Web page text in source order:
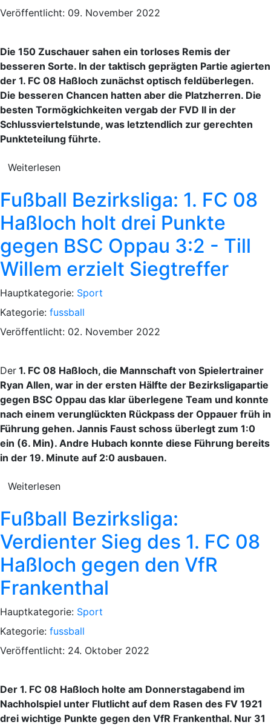
Veröffentlicht: 09. November 2022
Die 150 Zuschauer sahen ein torloses Remis der
besseren Sorte. In der taktisch geprägten Partie agierten
der 1. FC 08 Haßloch zunächst optisch feldüberlegen.
Die besseren Chancen hatten aber die Platzherren. Die
besten Tormögkichkeiten vergab der FVD II in der
Schlussviertelstunde, was letztendlich zur gerechten
Punkteteilung führte.
Weiterlesen
Fußball Bezirksliga: 1. FC 08
Haßloch holt drei Punkte
gegen BSC Oppau 3:2 - Till
Willem erzielt Siegtreffer
Hauptkategorie: Sport
Kategorie: fussball
Veröffentlicht: 02. November 2022
Der 1. FC 08 Haßloch, die Mannschaft von Spielertrainer
Ryan Allen, war in der ersten Hälfte der Bezirksligapartie
gegen BSC Oppau das klar überlegene Team und konnte
nach einem verunglückten Rückpass der Oppauer früh in
Führung gehen. Jannis Faust schoss überlegt zum 1:0
ein (6. Min). Andre Hubach konnte diese Führung bereits
in der 19. Minute auf 2:0 ausbauen.
Weiterlesen
Fußball Bezirksliga:
Verdienter Sieg des 1. FC 08
Haßloch gegen den VfR
Frankenthal
Hauptkategorie: Sport
Kategorie: fussball
Veröffentlicht: 24. Oktober 2022
Der 1. FC 08 Haßloch holte am Donnerstagabend im
Nachholspiel unter Flutlicht auf dem Rasen des FV 1921
drei wichtige Punkte gegen den VfR Frankenthal. Nur 31